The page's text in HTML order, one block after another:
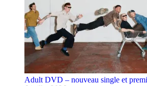
Adult DVD – nouveau single et